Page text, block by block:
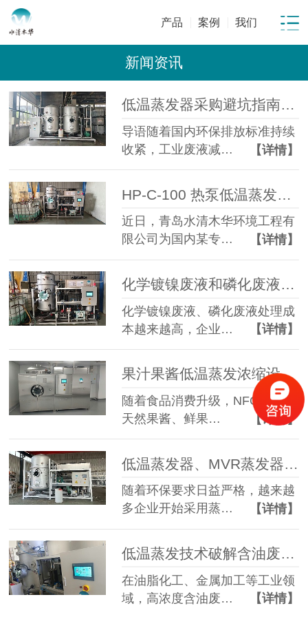
产品 案例 我们
新闻资讯
低温蒸发器采购避坑指南：工业废水蒸发设备选型10大坑
导语随着国内环保排放标准持续
收紧，工业废液减…
【详情】
近日，青岛水清木华环境工程有
限公司为国内某专…
【详情】
化学镀镍废液和磷化废液如何降低危废处置成本？2 吨/天低温蒸发案例年节省超100万
化学镀镍废液、磷化废液处理成
本越来越高，企业…
【详情】
果汁果酱低温蒸发浓缩设备选型指南：六大核心因素全面解析
随着食品消费升级，NFC果汁、
天然果酱、鲜果…
【详情】
随着环保要求日益严格，越来越
多企业开始采用蒸…
【详情】
低温蒸发技术破解含油废水治理难题 实现 85% 废液减量与产水全回用
在油脂化工、金属加工等工业领
域，高浓度含油废…
【详情】